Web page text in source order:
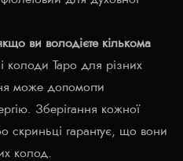
ви володієте кількома
колоди Таро для різних
може допомогти
Зберігання кожної
скриньці гарантує, що вони
колод.